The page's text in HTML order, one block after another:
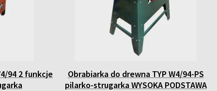
94 2 funkcje
Obrabiarka do drewna TYP W4/94-PS
pilarko-strugarka WYSOKA PODSTAWA